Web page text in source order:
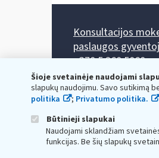
Šioje svetainėje naudojami
slapukų naudojimu. Savo sutikimą
politika
; Privatumo politika.
Būtinieji slapukai
Naudojami sklandžiam
funkcijas. Be šių slapukų
Konsultacijos
paslaugos
+370 5 260 5060
Darbo laikas: I-IV
Prieššventinę dieną -
Kiekvieno mėnesio antrą